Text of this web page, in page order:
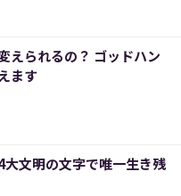
えられるの？ ゴッドハン
ます
文明の文字で唯一生き残